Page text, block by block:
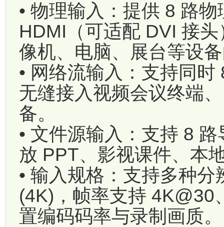
• 物理输入：提供 8 路
HDMI（可适配 DVI 接
像机、电脑、展台等设
• 网络流输入：支持同
无缝接入视频会议终端
备。
• 文件源输入：支持 8
放 PPT、影视课件、本
• 输入规格：支持多种
(4K)，帧率支持 4K@30
置编码码率与录制画质。